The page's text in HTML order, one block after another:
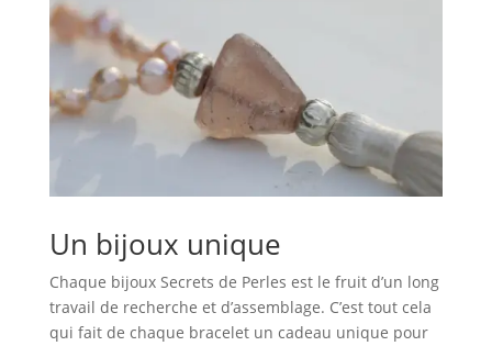
Un bijoux unique
Chaque bijoux Secrets de Perles est le fruit d’un long
travail de recherche et d’assemblage. C’est tout cela
qui fait de chaque bracelet un cadeau unique pour